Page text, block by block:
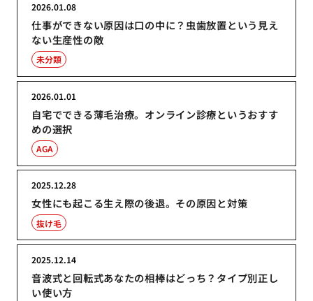
仕事ができない原因は口の中に？虫歯放置という見え
ない生産性の敵
2026.01.08
未分類
自宅でできる薄毛治療。オンライン診療というおすす
めの選択
2026.01.01
AGA
女性にも起こる生え際の後退。その原因と対策
2025.12.28
抜け毛
音波式と回転式あなたの相棒はどっち？タイプ別正し
い使い方
2025.12.14